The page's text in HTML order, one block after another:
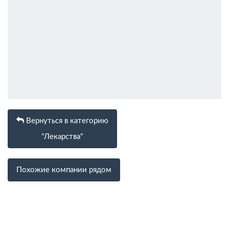
Вернуться в категорию
"Лекарства"
Похожие компании рядом